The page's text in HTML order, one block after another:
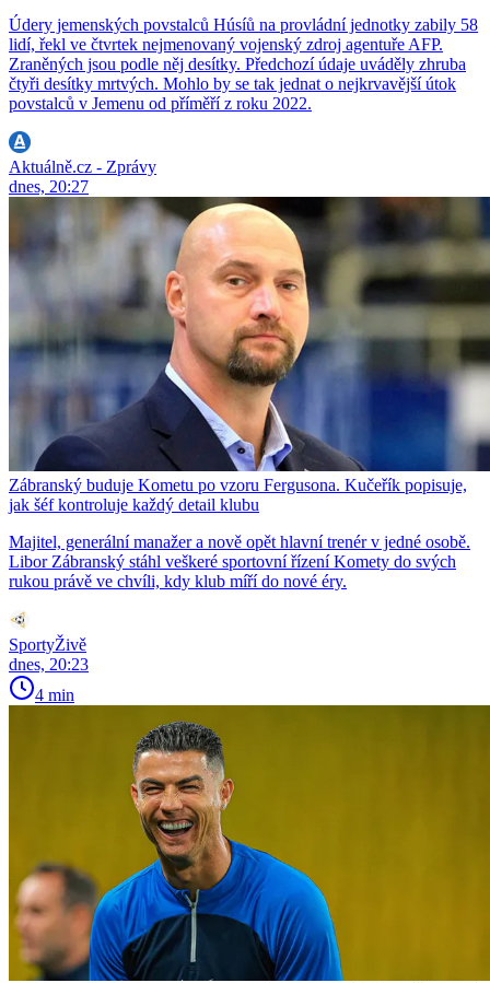
Údery jemenských povstalců Húsíů na provládní jednotky zabily 58
lidí, řekl ve čtvrtek nejmenovaný vojenský zdroj agentuře AFP.
Zraněných jsou podle něj desítky. Předchozí údaje uváděly zhruba
čtyři desítky mrtvých. Mohlo by se tak jednat o nejkrvavější útok
povstalců v Jemenu od příměří z roku 2022.
Aktuálně.cz - Zprávy
dnes, 20:27
Zábranský buduje Kometu po vzoru Fergusona. Kučeřík popisuje,
jak šéf kontroluje každý detail klubu
Majitel, generální manažer a nově opět hlavní trenér v jedné osobě.
Libor Zábranský stáhl veškeré sportovní řízení Komety do svých
rukou právě ve chvíli, kdy klub míří do nové éry.
SportyŽivě
dnes, 20:23
4 min